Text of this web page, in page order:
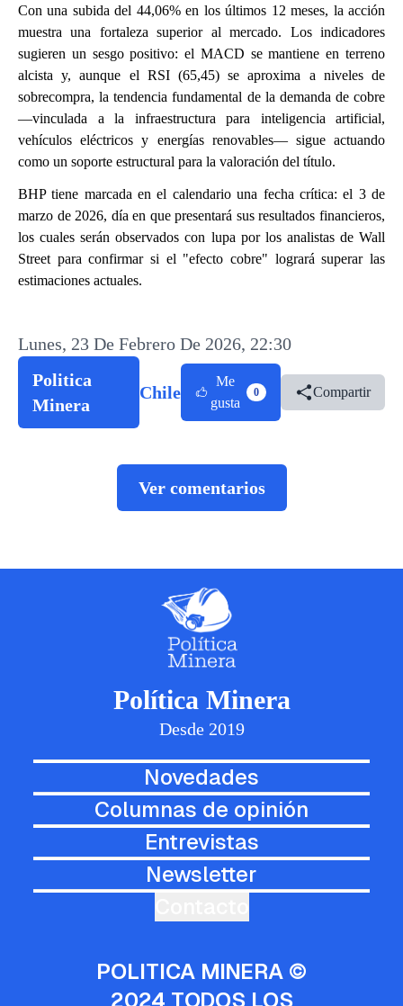
Con una subida del 44,06% en los últimos 12 meses, la acción
muestra una fortaleza superior al mercado. Los indicadores
sugieren un sesgo positivo: el MACD se mantiene en terreno
alcista y, aunque el RSI (65,45) se aproxima a niveles de
sobrecompra, la tendencia fundamental de la demanda de cobre
—vinculada a la infraestructura para inteligencia artificial,
vehículos eléctricos y energías renovables— sigue actuando
como un soporte estructural para la valoración del título.
BHP tiene marcada en el calendario una fecha crítica: el 3 de
marzo de 2026, día en que presentará sus resultados financieros,
los cuales serán observados con lupa por los analistas de Wall
Street para confirmar si el "efecto cobre" logrará superar las
estimaciones actuales.
Lunes, 23 De Febrero De 2026, 22:30
Politica
Minera
Chile
Me
gusta
0 Compartir
Ver comentarios
Política Minera
Desde 2019
Novedades
Columnas de opinión
Entrevistas
Newsletter
POLITICA MINERA ©
2024 TODOS LOS